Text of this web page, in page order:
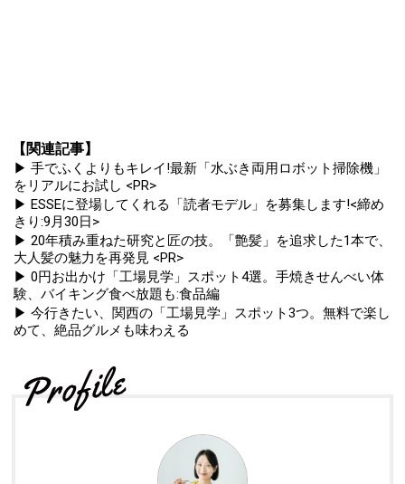
【関連記事】
▶ 手でふくよりもキレイ!最新「水ぶき両用ロボット掃除機」
をリアルにお試し <PR>
▶ ESSEに登場してくれる「読者モデル」を募集します!<締め
きり:9月30日>
▶ 20年積み重ねた研究と匠の技。「艶髪」を追求した1本で、
大人髪の魅力を再発見 <PR>
▶ 0円お出かけ「工場見学」スポット4選。手焼きせんべい体
験、バイキング食べ放題も:食品編
▶ 今行きたい、関西の「工場見学」スポット3つ。無料で楽し
めて、絶品グルメも味わえる